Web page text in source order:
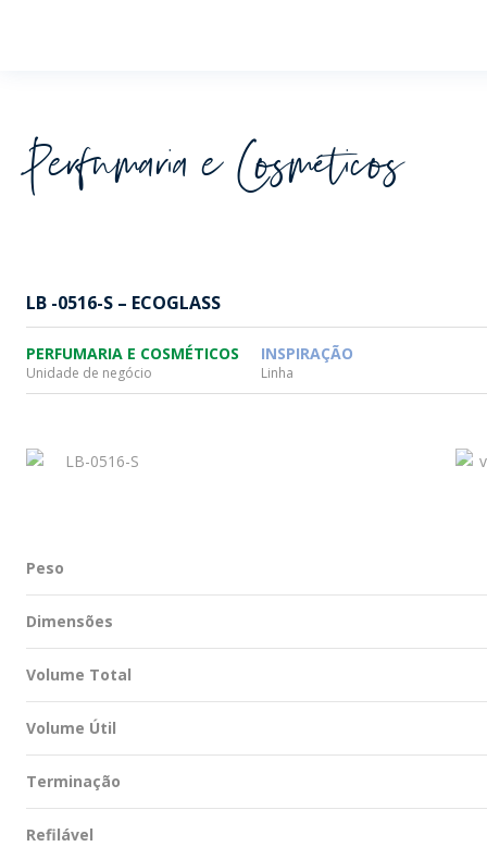
Perfumaria e Cosméticos
LB -0516-S – ECOGLASS
PERFUMARIA E COSMÉTICOS
Unidade de negócio
INSPIRAÇÃO
Linha
Peso
Dimensões
Volume Total
Volume Útil
Terminação
Refilável